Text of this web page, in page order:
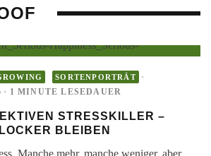
SORTENPORTRÄT
·
· 1 MINUTE LESEDAUER
STRESSKILLER –
BLEIBEN
Manche mehr, manche weniger, aber